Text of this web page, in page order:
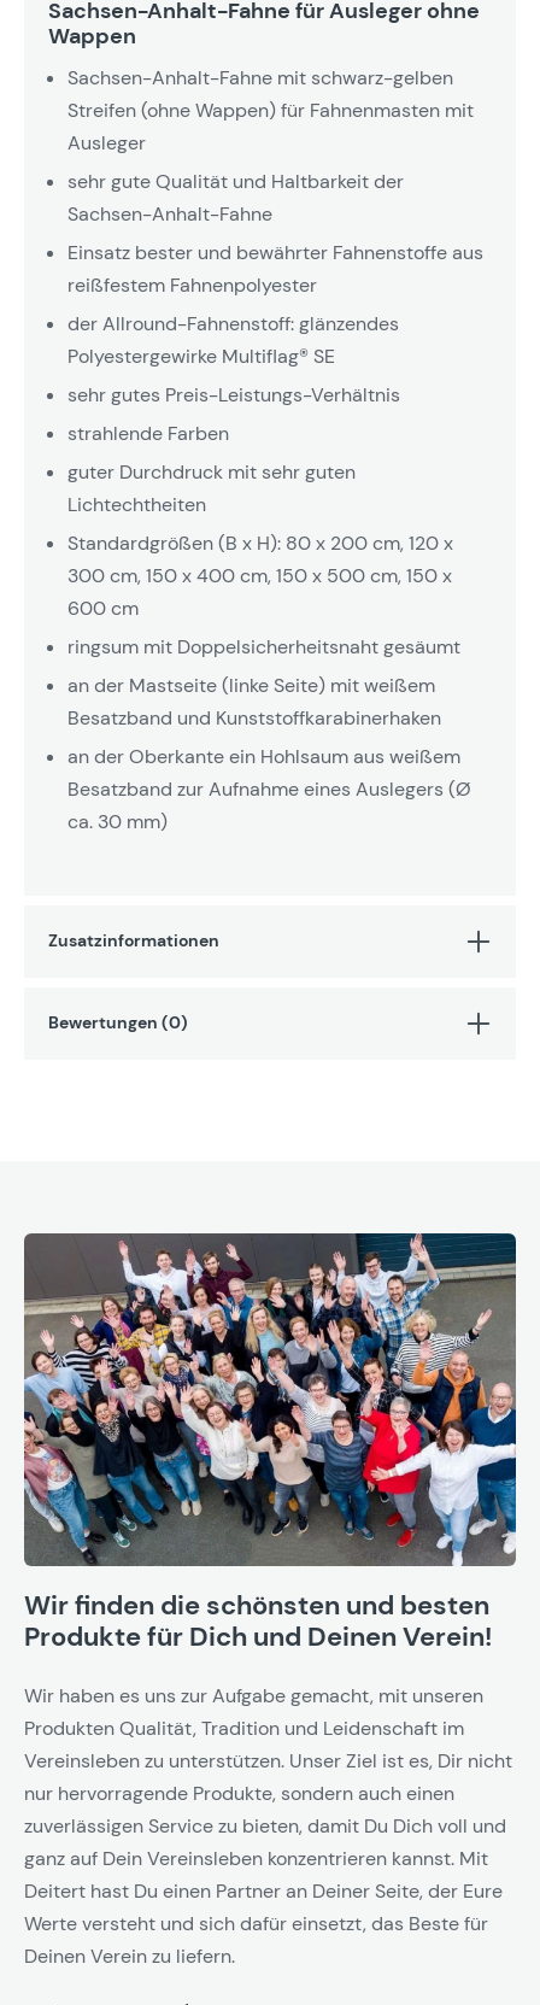
Sachsen-Anhalt-Fahne für Ausleger ohne
Wappen
Sachsen-Anhalt-Fahne mit schwarz-gelben
Streifen (ohne Wappen) für Fahnenmasten mit
Ausleger
sehr gute Qualität und Haltbarkeit der
Sachsen-Anhalt-Fahne
Einsatz bester und bewährter Fahnenstoffe aus
reißfestem Fahnenpolyester
der Allround-Fahnenstoff: glänzendes
Polyestergewirke Multiflag® SE
sehr gutes Preis-Leistungs-Verhältnis
strahlende Farben
guter Durchdruck mit sehr guten
Lichtechtheiten
Standardgrößen (B x H): 80 x 200 cm, 120 x
300 cm, 150 x 400 cm, 150 x 500 cm, 150 x
600 cm
ringsum mit Doppelsicherheitsnaht gesäumt
an der Mastseite (linke Seite) mit weißem
Besatzband und Kunststoffkarabinerhaken
an der Oberkante ein Hohlsaum aus weißem
Besatzband zur Aufnahme eines Auslegers (Ø
ca. 30 mm)
Zusatzinformationen
Bewertungen (0)
Wir finden die schönsten und besten
Produkte für Dich und Deinen Verein!
Wir haben es uns zur Aufgabe gemacht, mit unseren
Produkten Qualität, Tradition und Leidenschaft im
Vereinsleben zu unterstützen. Unser Ziel ist es, Dir nicht
nur hervorragende Produkte, sondern auch einen
zuverlässigen Service zu bieten, damit Du Dich voll und
ganz auf Dein Vereinsleben konzentrieren kannst. Mit
Deitert hast Du einen Partner an Deiner Seite, der Eure
Werte versteht und sich dafür einsetzt, das Beste für
Deinen Verein zu liefern.